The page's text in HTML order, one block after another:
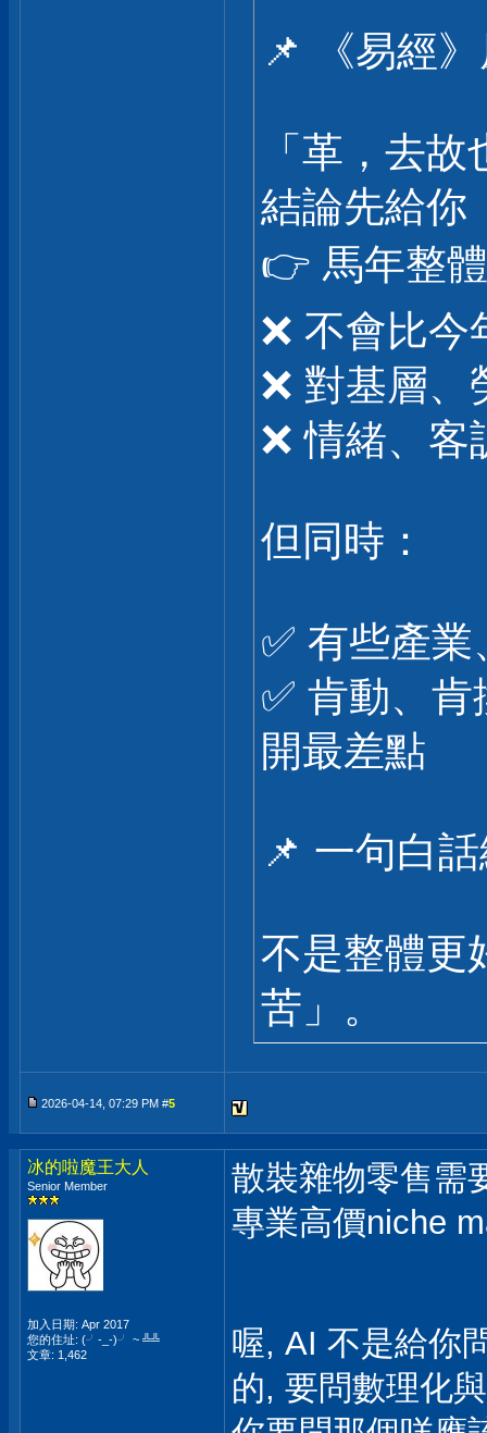
📌 《易經
「革，去故
結論先給你
👉 馬年整
❌ 不會比今
❌ 對基層
❌ 情緒、
但同時：
✅ 有些產
✅ 肯動、
開最差點
📌 一句白
不是整體更
苦」。
2026-04-14, 07:29 PM #5
冰的啦魔王大人
Senior Member
加入日期: Apr 2017
您的住址: (╯-_-)╯ ~ ╩╩
文章: 1,462
散裝雜物零售需
專業高價niche
喔, AI 不是給你
的, 要問數理化